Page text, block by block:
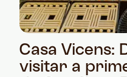
Casa Vicens:
visitar a